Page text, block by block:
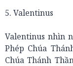
5. Valentinus
Valentinus nhìn
Phép Chúa
Chúa Thánh